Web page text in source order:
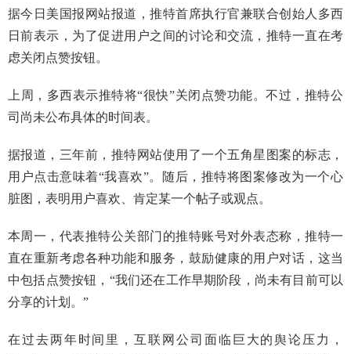
据今日美国报网站报道，推特首席执行官兼联合创始人多西
日前表示，为了促进用户之间的讨论和交流，推特一直在考
虑关闭点赞按钮。
上周，多西表示推特将“很快”关闭点赞功能。不过，推特公
司尚未公布具体的时间表。
据报道，三年前，推特网站使用了一个五角星图案的标志，
用户点击意味着“我喜欢”。随后，推特将图案修改为一个心
脏图，表明用户喜欢、肯定某一个帖子或观点。
本周一，代表推特公关部门的推特账号对外表态称，推特一
直在重新考虑各种功能和服务，鼓励健康的用户对话，这当
中包括点赞按钮，“我们还在工作早期阶段，尚未有目前可以
分享的计划。”
在过去两年时间里，互联网公司面临巨大的舆论压力，